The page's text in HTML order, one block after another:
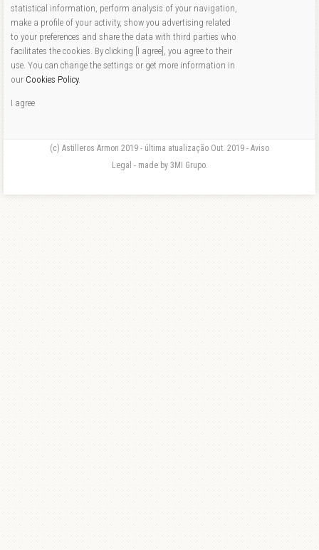
statistical information, perform analysis of your navigation,
make a profile of your activity, show you advertising related
to your preferences and share the data with third parties who
facilitates the cookies. By clicking [I agree], you agree to their
use. You can change the settings or get more information in
our Cookies Policy.
I agree
(c) Astilleros Armon 2019 - última atualização Out. 2019 - Aviso
Legal - made by 3MI Grupo.